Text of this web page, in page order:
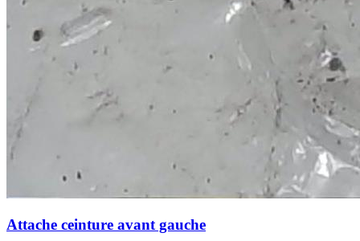
Attache ceinture avant gauche